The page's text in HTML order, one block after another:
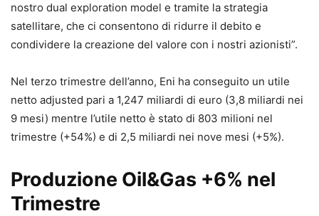
nostro dual exploration model e tramite la strategia
satellitare, che ci consentono di ridurre il debito e
condividere la creazione del valore con i nostri azionisti”.
Nel terzo trimestre dell’anno, Eni ha conseguito un utile
netto adjusted pari a 1,247 miliardi di euro (3,8 miliardi nei
9 mesi) mentre l’utile netto è stato di 803 milioni nel
trimestre (+54%) e di 2,5 miliardi nei nove mesi (+5%).
Produzione Oil&Gas +6% nel
Trimestre